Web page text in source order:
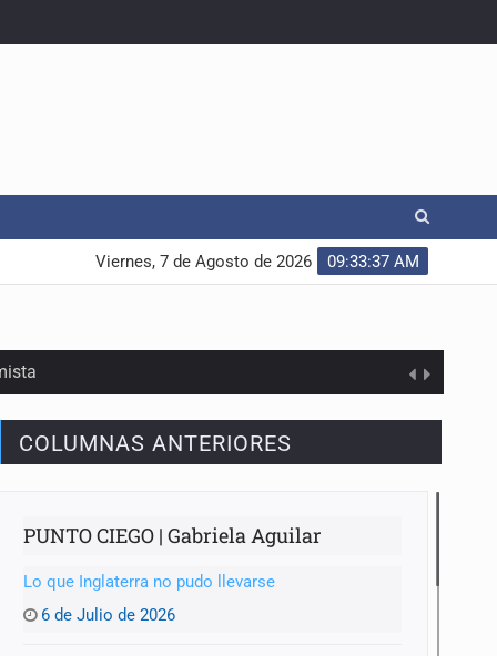
09:33:38 AM
Viernes, 7 de Agosto de 2026
COLUMNAS ANTERIORES
PUNTO CIEGO | Gabriela Aguilar
Lo que Inglaterra no pudo llevarse
6 de Julio de 2026